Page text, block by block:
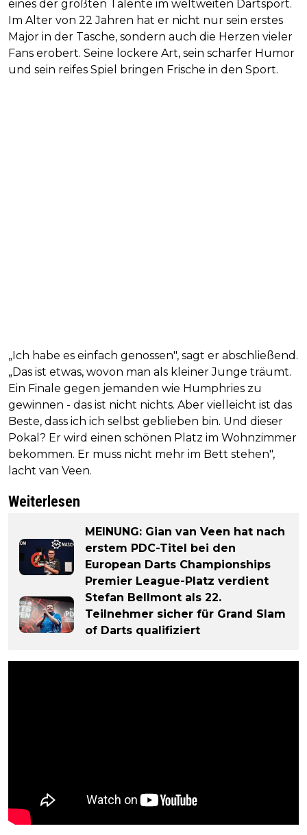
eines der größten Talente im weltweiten Dartsport.
Im Alter von 22 Jahren hat er nicht nur sein erstes
Major in der Tasche, sondern auch die Herzen vieler
Fans erobert. Seine lockere Art, sein scharfer Humor
und sein reifes Spiel bringen Frische in den Sport.
„Ich habe es einfach genossen", sagt er abschließend.
„Das ist etwas, wovon man als kleiner Junge träumt.
Ein Finale gegen jemanden wie Humphries zu
gewinnen - das ist nicht nichts. Aber vielleicht ist das
Beste, dass ich ich selbst geblieben bin. Und dieser
Pokal? Er wird einen schönen Platz im Wohnzimmer
bekommen. Er muss nicht mehr im Bett stehen",
lacht van Veen.
Weiterlesen
MEINUNG: Gian van Veen hat nach
erstem PDC-Titel bei den
European Darts Championships
Premier League-Platz verdient
Stefan Bellmont als 22.
Teilnehmer sicher für Grand Slam
of Darts qualifiziert